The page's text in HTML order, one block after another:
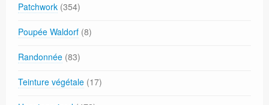
Patchwork (354)
Poupée Waldorf (8)
Randonnée (83)
Teinture végétale (17)